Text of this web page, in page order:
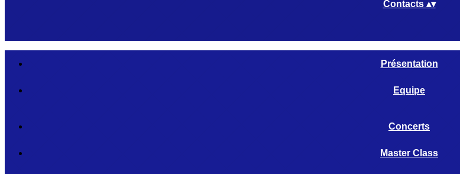
Contacts ▴▾
Présentation
Equipe
Concerts
Master Class